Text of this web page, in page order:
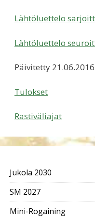
Lähtöluettelo
Lähtöluettelo
Päivitetty
Tulokset
Rastiväliajat
Jukola 2030
SM 2027
Mini-Rogaining